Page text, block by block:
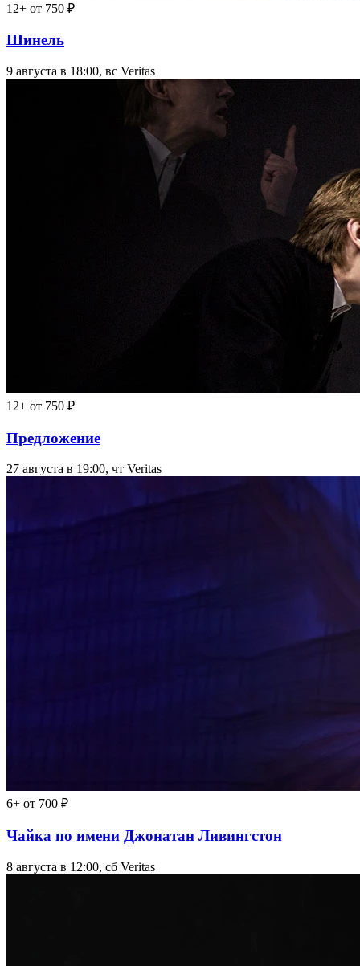
12+ от 750 ₽
Шинель
9 августа в 18:00, вс Veritas
12+ от 750 ₽
Предложение
27 августа в 19:00, чт Veritas
6+ от 700 ₽
Чайка по имени Джонатан Ливингстон
8 августа в 12:00, сб Veritas